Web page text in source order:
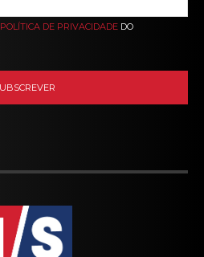
POLÍTICA DE PRIVACIDADE DO